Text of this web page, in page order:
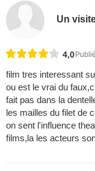
Un
4,0
film tres interessant
ou est le vrai du
fait pas dans la
les mailles du filet de
on sent l'influence
films,la les acteurs